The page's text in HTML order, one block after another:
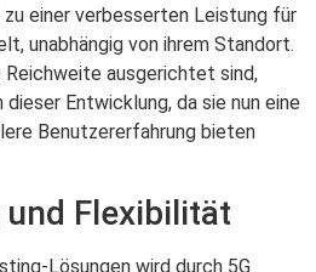
einer verbesserten Leistung für
unabhängig von ihrem Standort.
ausgerichtet sind,
Entwicklung, da sie nun eine
Benutzererfahrung bieten
Flexibilität
Lösungen wird durch 5G